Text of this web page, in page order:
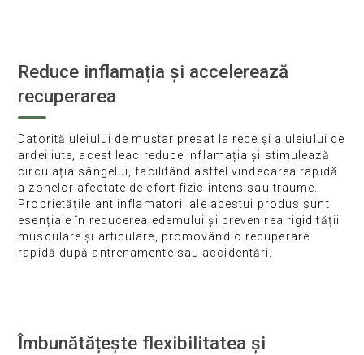
Reduce inflamația și accelerează
recuperarea
Datorită uleiului de muștar presat la rece și a uleiului de
ardei iute, acest leac reduce inflamația și stimulează
circulația sângelui, facilitând astfel vindecarea rapidă
a zonelor afectate de efort fizic intens sau traume.
Proprietățile antiinflamatorii ale acestui produs sunt
esențiale în reducerea edemului și prevenirea rigidității
musculare și articulare, promovând o recuperare
rapidă după antrenamente sau accidentări.
Îmbunătățește flexibilitatea și